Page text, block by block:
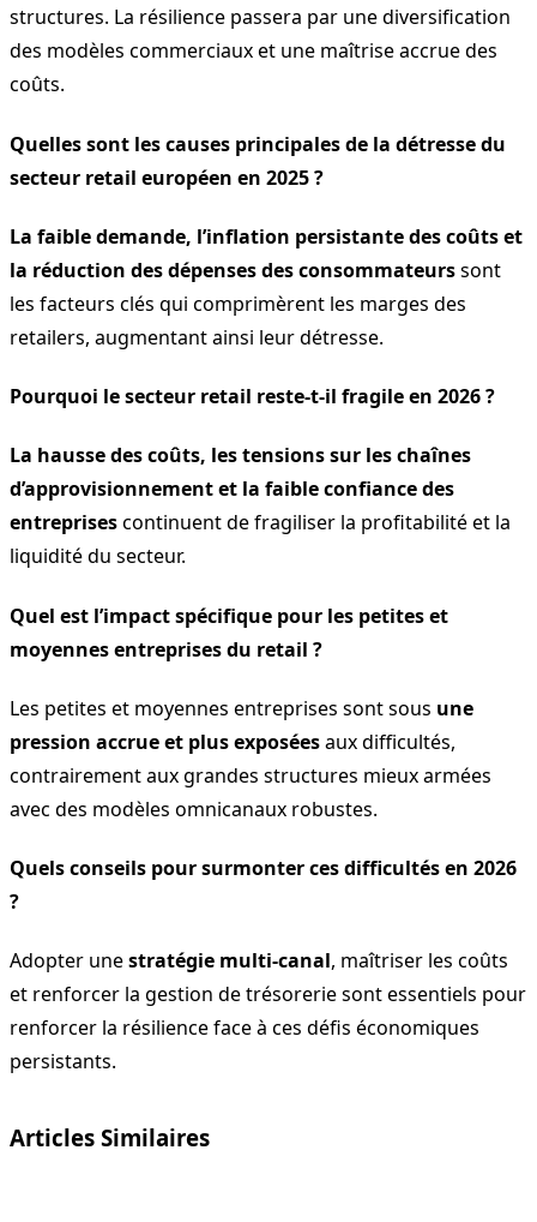
structures. La résilience passera par une diversification
des modèles commerciaux et une maîtrise accrue des
coûts.
Quelles sont les causes principales de la détresse du
secteur retail européen en 2025 ?
La faible demande, l’inflation persistante des coûts et
la réduction des dépenses des consommateurssont
les facteurs clés qui comprimèrent les marges des
retailers, augmentant ainsi leur détresse.
Pourquoi le secteur retail reste-t-il fragile en 2026 ?
La hausse des coûts, les tensions sur les chaînes
d’approvisionnement et la faible confiance des
entreprisescontinuent de fragiliser la profitabilité et la
liquidité du secteur.
Quel est l’impact spécifique pour les petites et
moyennes entreprises du retail ?
Les petites et moyennes entreprises sont sous une
pression accrue et plus exposéesaux difficultés,
contrairement aux grandes structures mieux armées
avec des modèles omnicanaux robustes.
Quels conseils pour surmonter ces difficultés en 2026
?
Adopter unestratégie multi-canal, maîtriser les coûts
et renforcer la gestion de trésorerie sont essentiels pour
renforcer la résilience face à ces défis économiques
persistants.
Articles Similaires